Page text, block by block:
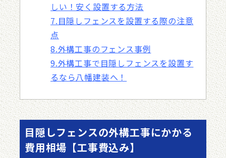
しい！安く設置する方法
7.目隠しフェンスを設置する際の注意
点
8.外構工事のフェンス事例
9.外構工事で目隠しフェンスを設置す
るなら八幡建装へ！
目隠しフェンスの外構工事にかかる
費用相場【工事費込み】